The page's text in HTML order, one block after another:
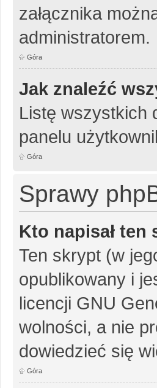
załącznika
administratorem.
Góra
Jak znaleźć
Listę wszystkich
panelu
Góra
Sprawy
Kto napisał ten
Ten skrypt (w
opublikowany i
licencji GNU
wolności, a nie
dowiedzieć się
Góra